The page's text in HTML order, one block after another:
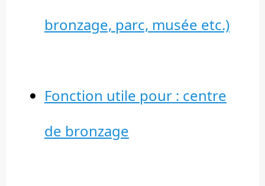
bronzage, parc, musée etc.)
Fonction utile pour : centre
de bronzage